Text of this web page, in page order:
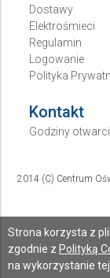
Strona korzysta z
zgodnie z Polityką
na wykorzystanie
Dostawy
Elektrośmieci
Regulamin
Logowanie
Polityka
Kontakt
Godziny
2014 (C) Centrum